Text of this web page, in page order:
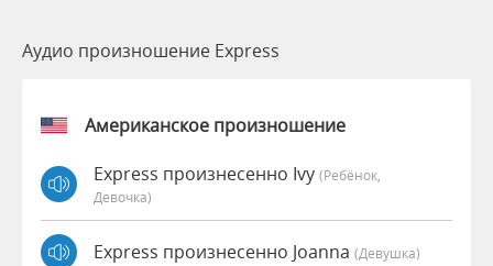
Аудио произношение Express
Американское произношение
Express произнесенно Ivy (Ребёнок,
Девочка)
Express произнесенно Joanna (девушка)